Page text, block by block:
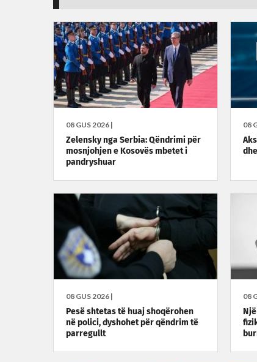
08 GUS 2026 |
Zelensky nga Serbia: Qëndrimi për
mosnjohjen e Kosovës mbetet i
pandryshuar
08
08 GUS 2026 |
Pesë shtetas të huaj shoqërohen
në polici, dyshohet për qëndrim të
parregullt
08